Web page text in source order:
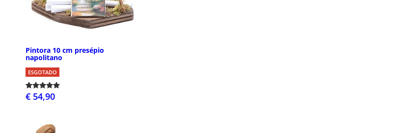
Pintora 10 cm presépio
napolitano
ESGOTADO
€ 54,90